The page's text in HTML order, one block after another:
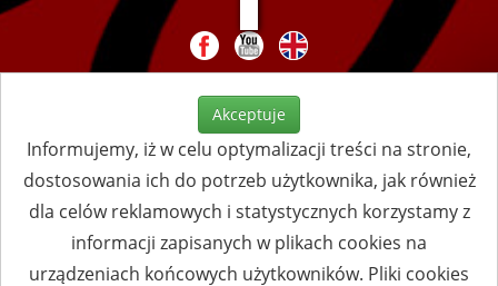
Akceptuje
Informujemy, iż w celu optymalizacji treści na stronie,
dostosowania ich do potrzeb użytkownika, jak również
dla celów reklamowych i statystycznych korzystamy z
informacji zapisanych w plikach cookies na
urządzeniach końcowych użytkowników. Pliki cookies